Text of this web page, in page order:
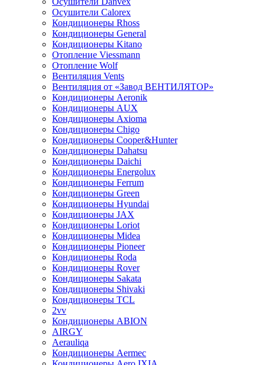
Осушители Calorex
Кондиционеры Rhoss
Кондиционеры General
Кондиционеры Kitano
Отопление Viessmann
Отопление Wolf
Вентиляция Vents
Вентиляция от «Завод ВЕНТИЛЯТОР»
Кондиционеры Aeronik
Кондиционеры AUX
Кондиционеры Axioma
Кондиционеры Chigo
Кондиционеры Cooper&Hunter
Кондиционеры Dahatsu
Кондиционеры Daichi
Кондиционеры Energolux
Кондиционеры Ferrum
Кондиционеры Green
Кондиционеры Hyundai
Кондиционеры JAX
Кондиционеры Loriot
Кондиционеры Midea
Кондиционеры Pioneer
Кондиционеры Roda
Кондиционеры Rover
Кондиционеры Sakata
Кондиционеры Shivaki
Кондиционеры TCL
2vv
Кондиционеры ABION
AIRGY
Aerauliqa
Кондиционеры Aermec